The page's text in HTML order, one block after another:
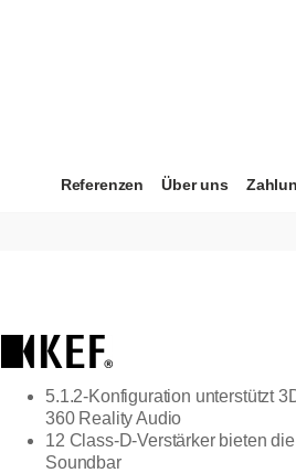
Referenzen Über uns
5.1.2-Konfiguration unterstützt
360 Reality Audio
12 Class-D-Verstärker bieten
Soundbar